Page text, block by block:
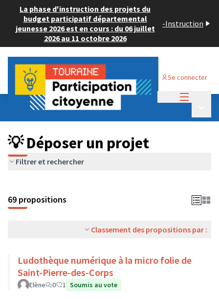
La phase d'instruction des projets du
budget participatif départemental
jeunesse 2026 est en cours : du 06 juillet
2026 au 11 octobre 2026
-Instruction
Se connecter
Budget Participatif ADULTE 2024
💡 Déposer un projet
💡 Déposer un projet
Filtrer et rechercher
69 propositions
Classement des propositions par :
Ludothèque numérique à la micro folie de
Saint-Pierre-des-Corps
Elène 0 1 Soumis au vote